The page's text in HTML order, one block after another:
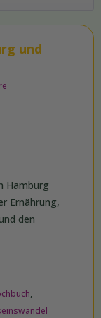
und
Hamburg
Ernährung,
den
,